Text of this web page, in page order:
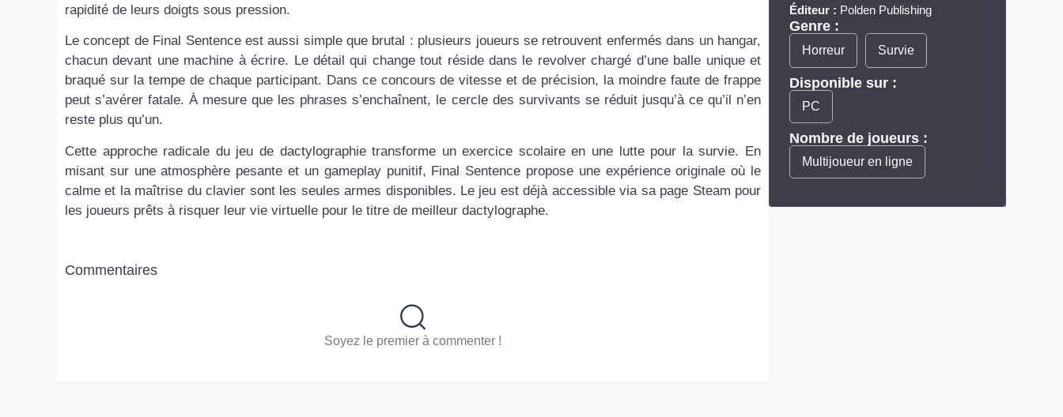
rapidité de leurs doigts sous pression.
Le concept de Final Sentence est aussi simple que brutal : plusieurs joueurs se retrouvent enfermés dans un hangar,
chacun devant une machine à écrire. Le détail qui change tout réside dans le revolver chargé d’une balle unique et
braqué sur la tempe de chaque participant. Dans ce concours de vitesse et de précision, la moindre faute de frappe
peut s’avérer fatale. À mesure que les phrases s’enchaînent, le cercle des survivants se réduit jusqu’à ce qu’il n’en
reste plus qu’un.
Cette approche radicale du jeu de dactylographie transforme un exercice scolaire en une lutte pour la survie. En
misant sur une atmosphère pesante et un gameplay punitif, Final Sentence propose une expérience originale où le
calme et la maîtrise du clavier sont les seules armes disponibles. Le jeu est déjà accessible via sa page Steam pour
les joueurs prêts à risquer leur vie virtuelle pour le titre de meilleur dactylographe.
Commentaires
Soyez le premier à commenter !
Éditeur : Polden Publishing
Genre :
Horreur Survie
Disponible sur :
PC
Nombre de joueurs :
Multijoueur en ligne